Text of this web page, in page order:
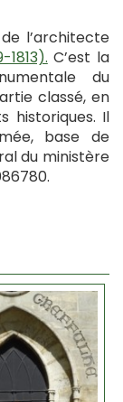
l’architecte
C’est la
du
classé, en
historiques. Il
base de
du ministère